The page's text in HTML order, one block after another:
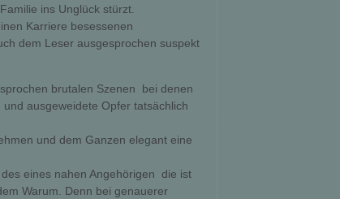
ins Unglück stürzt.
Karriere besessenen
dem Leser ausgesprochen suspekt
brutalen Szenen  bei denen
ausgeweidete Opfer tatsächlich
und dem Ganzen elegant eine
eines nahen Angehörigen  die ist
Warum. Denn bei genauerer